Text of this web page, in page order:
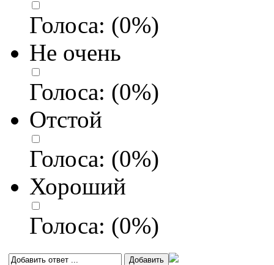
Голоса: (0%)
Не очень
Голоса: (0%)
Отстой
Голоса: (0%)
Хороший
Голоса: (0%)